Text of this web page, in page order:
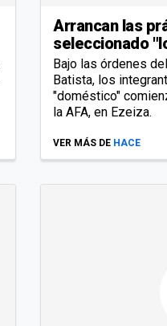
Arrancan las
seleccionado
Bajo las órdenes
Batista, los
"doméstico"
la AFA, en Ezeiza.
VER MÁS DE HACE